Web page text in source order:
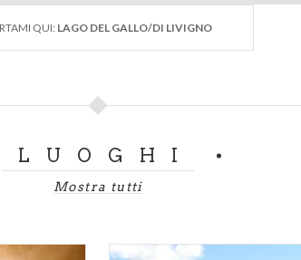
QUI: LAGO DEL GALLO/DI LIVIGNO
LUOGHI
Mostra tutti